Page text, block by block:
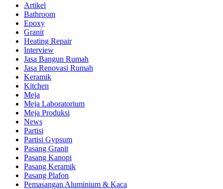
Artikel
Bathroom
Epoxy
Granit
Heating Repair
Interview
Jasa Bangun Rumah
Jasa Renovasi Rumah
Keramik
Kitchen
Meja
Meja Laboratorium
Meja Produksi
News
Partisi
Partisi Gypsum
Pasang Granit
Pasang Kanopi
Pasang Keramik
Pasang Plafon
Pemasangan Aluminium & Kaca